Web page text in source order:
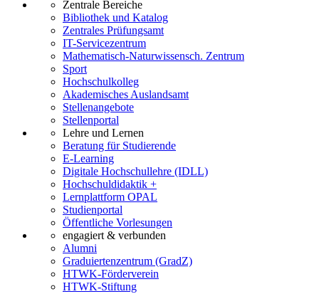
Zentrale Bereiche
Bibliothek und Katalog
Zentrales Prüfungsamt
IT-Servicezentrum
Mathematisch-Naturwissensch. Zentrum
Sport
Hochschulkolleg
Akademisches Auslandsamt
Stellenangebote
Stellenportal
Lehre und Lernen
Beratung für Studierende
E-Learning
Digitale Hochschullehre (IDLL)
Hochschuldidaktik +
Lernplattform OPAL
Studienportal
Öffentliche Vorlesungen
engagiert & verbunden
Alumni
Graduiertenzentrum (GradZ)
HTWK-Förderverein
HTWK-Stiftung